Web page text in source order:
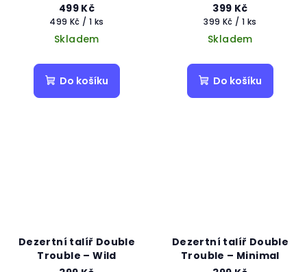
499 Kč
Měrná
cena:
499 Kč / 1 ks
Skladem
Do košíku
399 Kč
Měrná
cena:
399 Kč / 1 ks
Skladem
Do košíku
Dezertní talíř Double
Trouble – Wild
Dezertní talíř Double
Trouble – Minimal